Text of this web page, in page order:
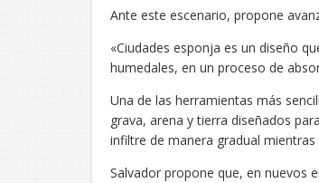
Ante este escenario, propone
«Ciudades esponja es un diseño
humedales, en un proceso de
Una de las herramientas más
grava, arena y tierra diseñados
infiltre de manera gradual
Salvador propone que, en nuevos